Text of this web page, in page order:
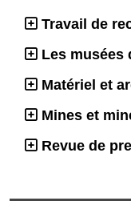
Travail de
Les musées
Matériel et
Mines et
Revue de